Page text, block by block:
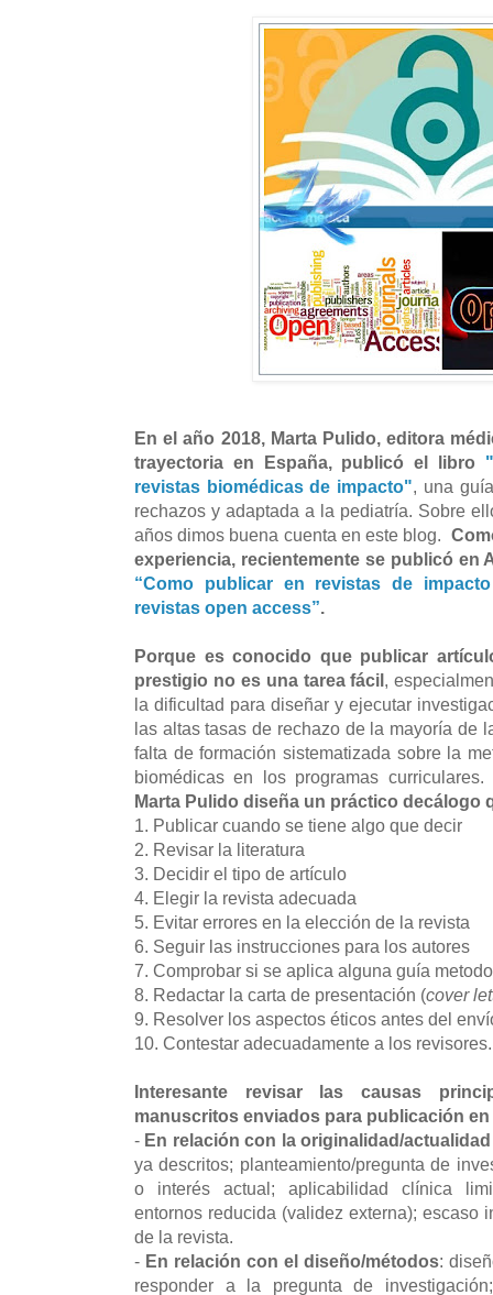
En el año 2018, Marta Pulido, editora
trayectoria en España, publicó el libro
revistas biomédicas de impacto", una
rechazos y adaptada a la pediatría. Sobre
años dimos buena cuenta en este blog.
experiencia, recientemente se publicó en
“Como publicar en revistas de
revistas open access”.
Porque es conocido que publicar
prestigio no es una tarea fácil ,
la dificultad para diseñar y ejecutar
las altas tasas de rechazo de la mayoría de
falta de formación sistematizada sobre la
biomédicas en los programas curriculares.
Marta Pulido diseña un práctico decálogo
1. Publicar cuando se tiene algo que decir
2. Revisar la literatura
3. Decidir el tipo de artículo
4. Elegir la revista adecuada
5. Evitar errores en la elección de la revista
6. Seguir las instrucciones para los autores
7. Comprobar si se aplica alguna guía
8. Redactar la carta de presentación (cover
9. Resolver los aspectos éticos antes del
10. Contestar adecuadamente a los
Interesante revisar las causas
manuscritos enviados para publicación
- En relación con la originalidad/
ya descritos; planteamiento/pregunta de
o interés actual; aplicabilidad clínica
entornos reducida (validez externa); escaso
de la revista.
- En relación con el diseño/métodos:
responder a la pregunta de